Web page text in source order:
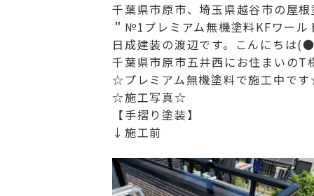
千葉県市原市、埼玉県越谷市の屋
＂№1プレミアム無機塗料KFワー
日成建装の渡辺です。こんにち
千葉県市原市五井西にお住まいの
☆プレミアム無機塗料で施工中で
☆施工写真☆
【手摺り塗装】
↓施工前